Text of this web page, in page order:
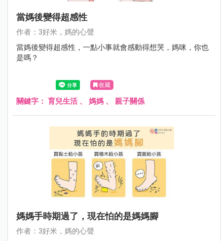
當媽後變得超感性
作者：3好米，媽的心聲
當媽後變得超感性，一點小事就會感動得想哭，媽咪，你也
是嗎？
收藏
關鍵字： 育兒生活、 媽媽 、 親子關係
媽媽手時期過了，現在怕的是媽媽腳
作者：3好米，媽的心聲